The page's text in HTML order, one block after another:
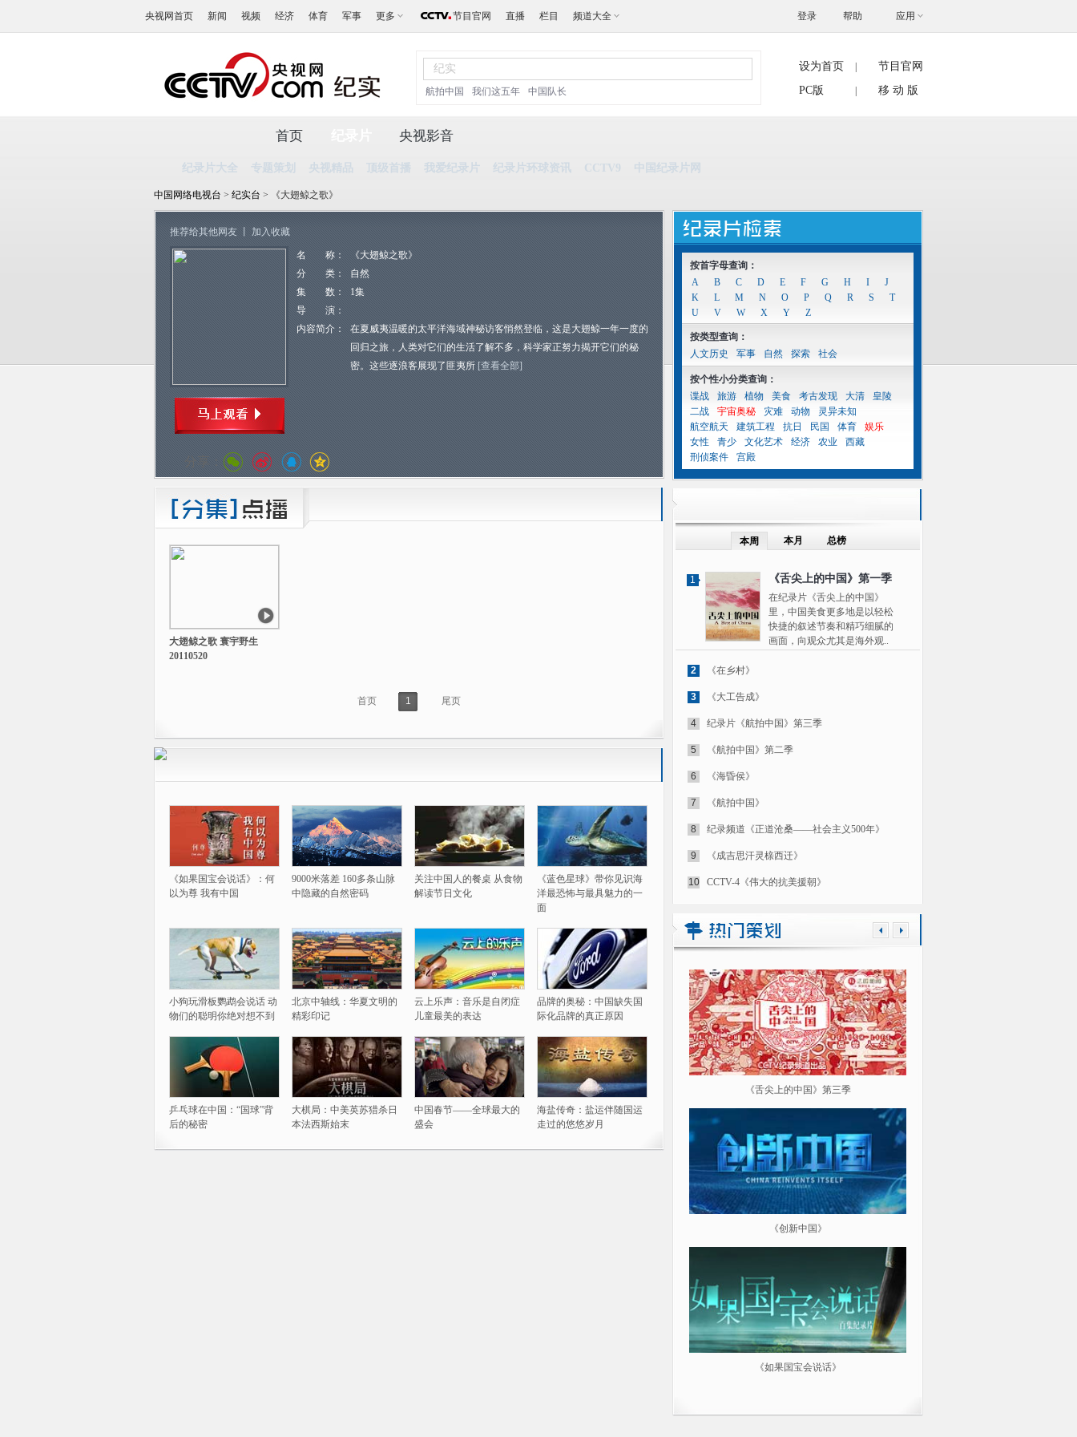
央视网首页 新闻 视频 经济 体育 军事 更多 节目官网 直播 栏目 频道大全 帮助 应用
登录
航拍中国 我们这五年 中国队长
设为首页
节目官网
PC版
移 动 版
首页
纪录片大全 专题策划 央视精品 顶级首播 我爱纪录片 纪录片环球资讯 CCTV9 中国纪录片网
央视影音
中国网络电视台 > 纪实台 > 《大翅鲸之歌》
推荐给其他网友 加入收藏
名 称：
《大翅鲸之歌》
分 类：
自然
集 数：
1集
导 演：
内容简介：
在夏威夷温暖的太平洋海域神秘访客悄然登临，这是大翅鲸一年一度的
回归之旅，人类对它们的生活了解不多，科学家正努力揭开它们的秘
密。这些逐浪客展现了匪夷所 [查看全部]
分享：
大翅鲸之歌 寰宇野生
20110520
首页 1 尾页
《如果国宝会说话》：何
以为尊 我有中国
9000米落差 160多条山脉
中隐藏的自然密码
关注中国人的餐桌 从食物
解读节日文化
《蓝色星球》带你见识海
洋最恐怖与最具魅力的一
面
小狗玩滑板鹦鹉会说话 动
物们的聪明你绝对想不到
北京中轴线：华夏文明的
精彩印记
云上乐声：音乐是自闭症
儿童最美的表达
品牌的奥秘：中国缺失国
际化品牌的真正原因
乒乓球在中国：“国球”背
后的秘密
大棋局：中美英苏猎杀日
本法西斯始末
中国春节——全球最大的
盛会
海盐传奇：盐运伴随国运
走过的悠悠岁月
按首字母查询：
A
B C D E F G H I
J
K
L M N O P Q R S
T
U
V W X Y Z
按类型查询：
人文历史
军事 自然 探索 社会
按个性小分类查询：
谍战
旅游 植物 美食 考古发现 大清
皇陵
二战
宇宙奥秘 灾难 动物
灵异未知
航空航天
建筑工程 抗日 民国 体育
娱乐
女性
青少 文化艺术 经济 农业
西藏
刑侦案件
宫殿
本周 本月 总榜
1 《舌尖上的中国》第一季
在纪录片《舌尖上的中国》
里，中国美食更多地是以轻松
快捷的叙述节奏和精巧细腻的
画面，向观众尤其是海外观..
2 《在乡村》
3 《大工告成》
4 纪录片《航拍中国》第三季
5 《航拍中国》第二季
6 《海昏侯》
7 《航拍中国》
8 纪录频道《正道沧桑——社会主义500年》
9 《成吉思汗灵榇西迁》
10 CCTV-4《伟大的抗美援朝》
《舌尖上的中国》第三季
《创新中国》
《如果国宝会说话》